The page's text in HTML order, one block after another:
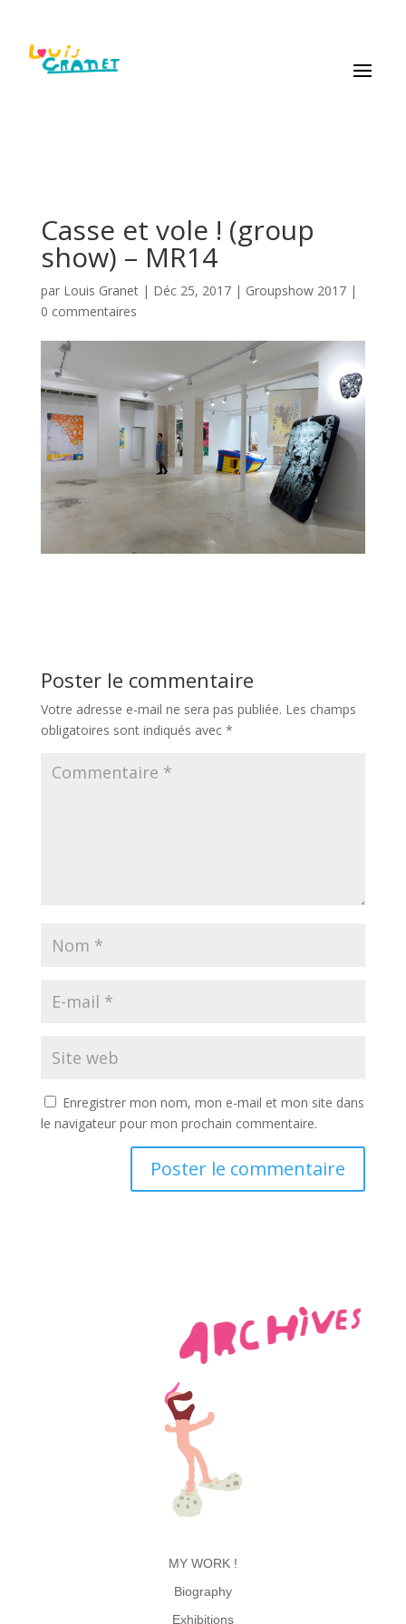
Casse et vole ! (group
show) – MR14
par Louis Granet| Déc 25, 2017| Groupshow 2017|
0 commentaires
Poster le commentaire
Votre adresse e-mail ne sera pas publiée. Les champs
obligatoires sont indiqués avec *
Enregistrer mon nom, mon e-mail et mon site dans
le navigateur pour mon prochain commentaire.
MY WORK !
Biography
Exhibitions